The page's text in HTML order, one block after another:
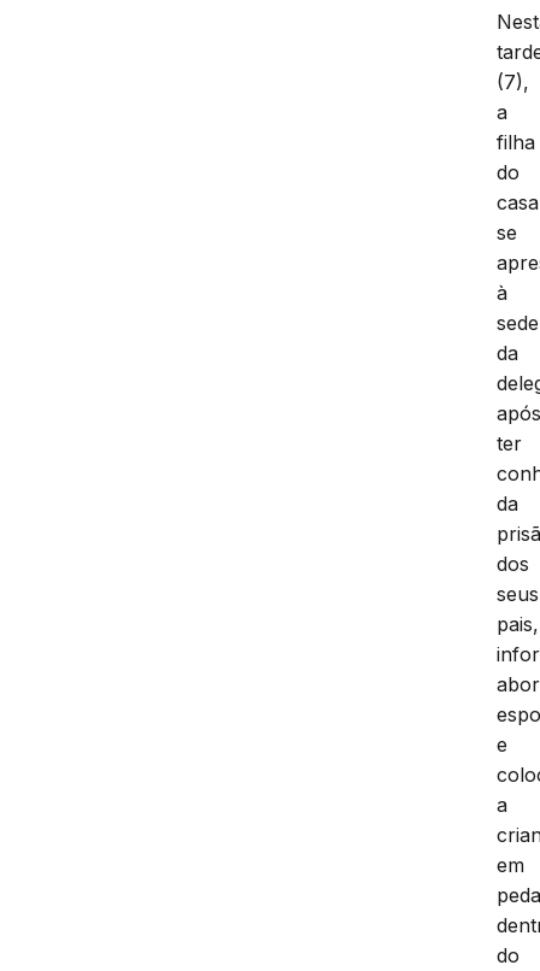
(7),
a
filha
do
se
à
sede
da
ter
da
dos
seus
pais,
e
a
em
do